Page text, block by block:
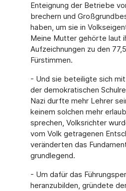
Enteignung der Betriebe
brechern und
haben, um sie in
Meine Mutter gehörte laut
Aufzeichnungen zu den
Fürstimmen.
- Und sie beteiligte sich
der demokratischen
Nazi durfte mehr Lehrer
keinem solchen mehr
sprechen, Volksrichter
vom Volk getragenen
veränderten das
grundlegend.
- Um dafür das
heranzubilden, gründete